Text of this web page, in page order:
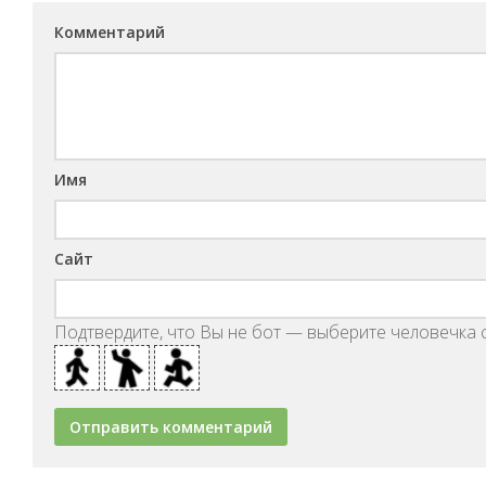
Комментарий
Имя
Сайт
Подтвердите, что Вы не бот — выберите человечка